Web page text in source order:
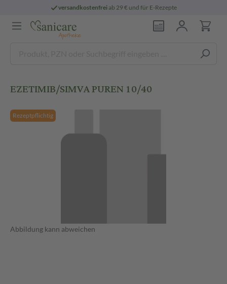
versandkostenfreiab 29 € und für E-Rezepte
EZETIMIB/SIMVA PUREN 10/40
Rezeptpflichtig
Abbildung kann abweichen